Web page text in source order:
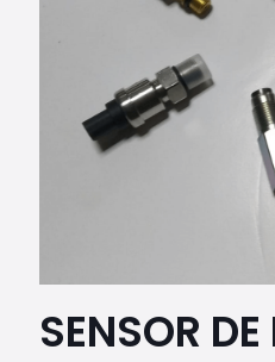
SENSOR